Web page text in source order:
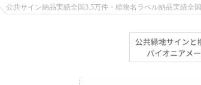
公共サイン納品実績全国3.5万件・植物名ラベル納品実績全国